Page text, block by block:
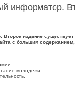
информатор.
издание
с большим
молодежи